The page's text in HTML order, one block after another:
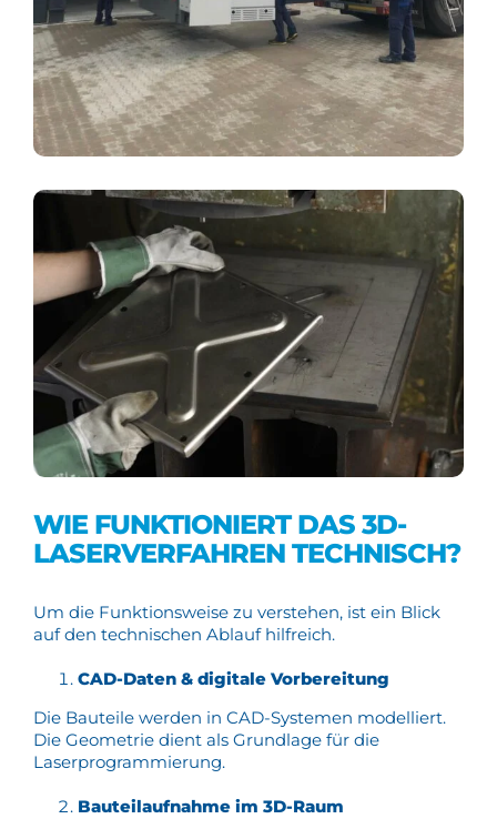
WIE FUNKTIONIERT DAS 3D-
LASERVERFAHREN TECHNISCH?
Um die Funktionsweise zu verstehen, ist ein Blick
auf den technischen Ablauf hilfreich.
CAD-Daten & digitale Vorbereitung
Die Bauteile werden in CAD-Systemen modelliert.
Die Geometrie dient als Grundlage für die
Laserprogrammierung.
Bauteilaufnahme im 3D-Raum